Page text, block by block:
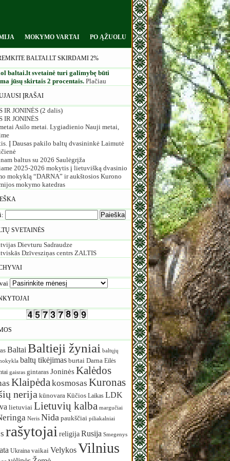
MOKYMO VARTAI PO ĄŽUOLU
BALTAI.LT SKIRDAMI 2%
baltai.lt svetainė turi galimybę būti
jūsų skirtais 2 procentais. Plačiau
ĮRAŠAI
IR JONINĖS (2 dalis)
IR JONINĖS
Asilo metai. Lygiadienio Nauji metai,
Į Dausas pakilo baltų dvasininkė Laimutė
baltus su 2026 Saulėgrįža
2025-2026 mokytis į lietuvišką dvasinio
mokyklą “DARNA” ir aukštosios Kurono
mokymo katedras
SVETAINĖS
Dievturu Sadraudze
Dzīvesziņas centrs ZALTIS
Baltai Baltieji žyniai baltųjų
baltų tikėjimas burtai Darna Eilės
gaisras gintaras JoninėsKalėdos
Klaipėda kosmosas Kuronas
nerija kūnovara Kūčios Laikas LDK
lietuviai Lietuvių kalba margučiai
Neris Nida paukščiai piliakalniai
rašytojai religijaRusija Smegenys
Ukraina vaikai VelykosVilnius